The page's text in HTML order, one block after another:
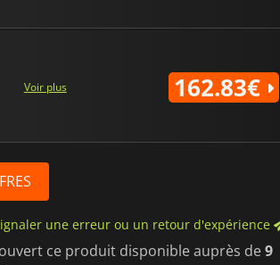
Voir plus 162.83€
une erreur ou un retour d'expérience
ce produit disponible auprès de9